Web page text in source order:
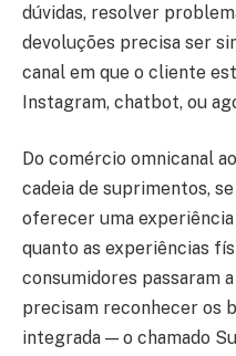
dúvidas, resolver
devoluções precisa ser
canal em que o cliente
Instagram, chatbot, ou
Do comércio omnicanal
cadeia de suprimentos,
oferecer uma
quanto as experiências
consumidores passaram
precisam reconhecer os
integrada — o chamado